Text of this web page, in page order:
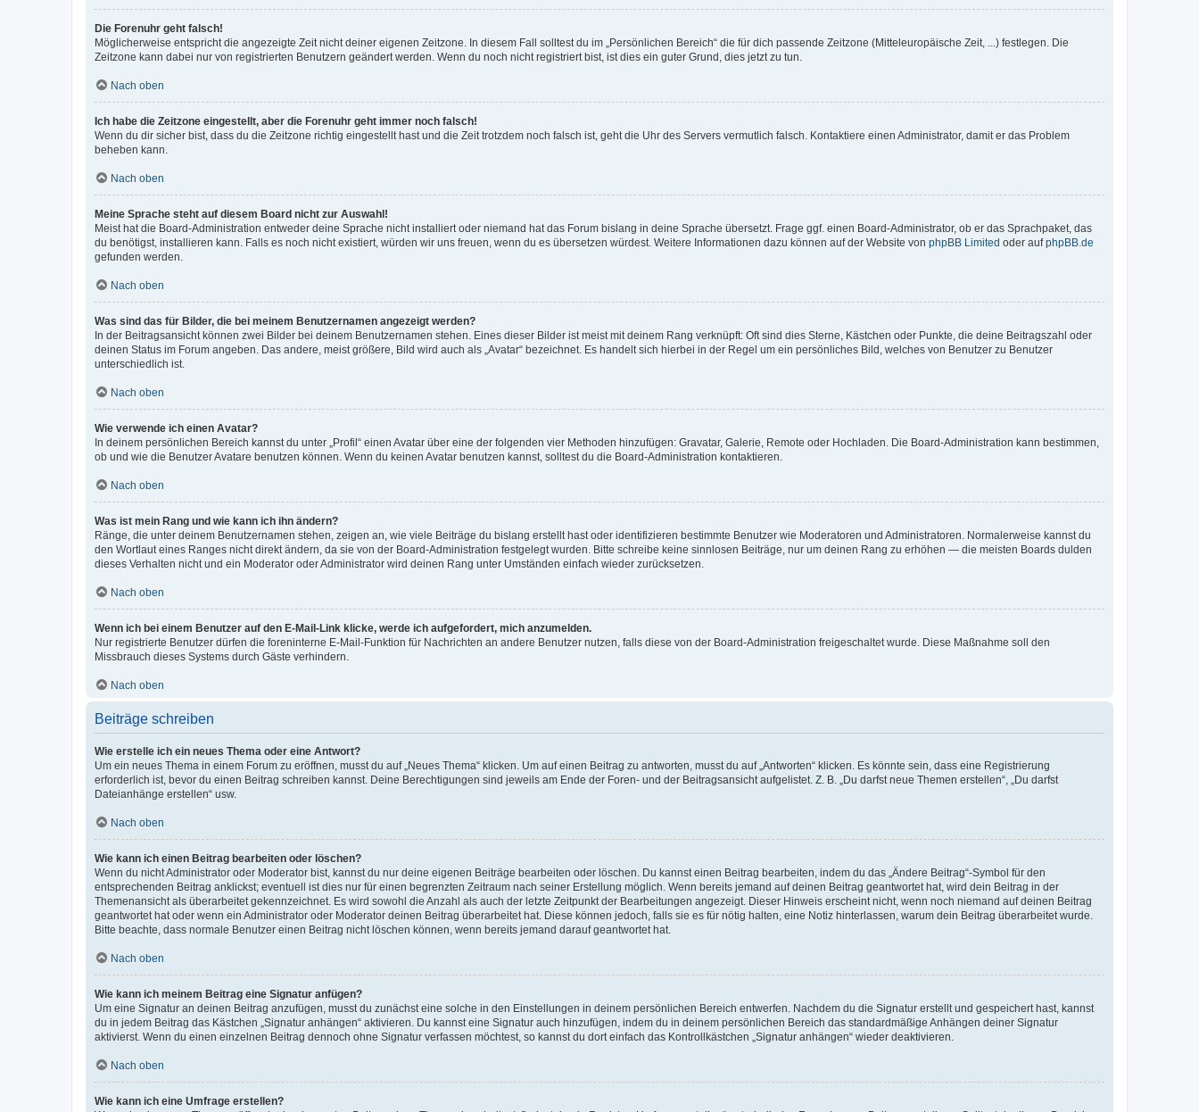
Die Forenuhr geht falsch!
Möglicherweise entspricht die angezeigte Zeit nicht deiner eigenen Zeitzone. In diesem Fall solltest du im „Persönlichen Bereich“ die für dich passende Zeitzone (Mitteleuropäische Zeit, ...) festlegen. Die
Zeitzone kann dabei nur von registrierten Benutzern geändert werden. Wenn du noch nicht registriert bist, ist dies ein guter Grund, dies jetzt zu tun.
Nach oben
Ich habe die Zeitzone eingestellt, aber die Forenuhr geht immer noch falsch!
Wenn du dir sicher bist, dass du die Zeitzone richtig eingestellt hast und die Zeit trotzdem noch falsch ist, geht die Uhr des Servers vermutlich falsch. Kontaktiere einen Administrator, damit er das Problem
beheben kann.
Nach oben
Meine Sprache steht auf diesem Board nicht zur Auswahl!
Meist hat die Board-Administration entweder deine Sprache nicht installiert oder niemand hat das Forum bislang in deine Sprache übersetzt. Frage ggf. einen Board-Administrator, ob er das Sprachpaket, das
du benötigst, installieren kann. Falls es noch nicht existiert, würden wir uns freuen, wenn du es übersetzen würdest. Weitere Informationen dazu können auf der Website von phpBB Limited oder aufphpBB.de
gefunden werden.
Nach oben
Was sind das für Bilder, die bei meinem Benutzernamen angezeigt werden?
In der Beitragsansicht können zwei Bilder bei deinem Benutzernamen stehen. Eines dieser Bilder ist meist mit deinem Rang verknüpft: Oft sind dies Sterne, Kästchen oder Punkte, die deine Beitragszahl oder
deinen Status im Forum angeben. Das andere, meist größere, Bild wird auch als „Avatar“ bezeichnet. Es handelt sich hierbei in der Regel um ein persönliches Bild, welches von Benutzer zu Benutzer
unterschiedlich ist.
Nach oben
Wie verwende ich einen Avatar?
In deinem persönlichen Bereich kannst du unter „Profil“ einen Avatar über eine der folgenden vier Methoden hinzufügen: Gravatar, Galerie, Remote oder Hochladen. Die Board-Administration kann bestimmen,
ob und wie die Benutzer Avatare benutzen können. Wenn du keinen Avatar benutzen kannst, solltest du die Board-Administration kontaktieren.
Nach oben
Was ist mein Rang und wie kann ich ihn ändern?
Ränge, die unter deinem Benutzernamen stehen, zeigen an, wie viele Beiträge du bislang erstellt hast oder identifizieren bestimmte Benutzer wie Moderatoren und Administratoren. Normalerweise kannst du
den Wortlaut eines Ranges nicht direkt ändern, da sie von der Board-Administration festgelegt wurden. Bitte schreibe keine sinnlosen Beiträge, nur um deinen Rang zu erhöhen — die meisten Boards dulden
dieses Verhalten nicht und ein Moderator oder Administrator wird deinen Rang unter Umständen einfach wieder zurücksetzen.
Nach oben
Wenn ich bei einem Benutzer auf den E-Mail-Link klicke, werde ich aufgefordert, mich anzumelden.
Nur registrierte Benutzer dürfen die foreninterne E-Mail-Funktion für Nachrichten an andere Benutzer nutzen, falls diese von der Board-Administration freigeschaltet wurde. Diese Maßnahme soll den
Missbrauch dieses Systems durch Gäste verhindern.
Nach oben
Beiträge schreiben
Wie erstelle ich ein neues Thema oder eine Antwort?
Um ein neues Thema in einem Forum zu eröffnen, musst du auf „Neues Thema“ klicken. Um auf einen Beitrag zu antworten, musst du auf „Antworten“ klicken. Es könnte sein, dass eine Registrierung
erforderlich ist, bevor du einen Beitrag schreiben kannst. Deine Berechtigungen sind jeweils am Ende der Foren- und der Beitragsansicht aufgelistet. Z. B. „Du darfst neue Themen erstellen“, „Du darfst
Dateianhänge erstellen“ usw.
Nach oben
Wie kann ich einen Beitrag bearbeiten oder löschen?
Wenn du nicht Administrator oder Moderator bist, kannst du nur deine eigenen Beiträge bearbeiten oder löschen. Du kannst einen Beitrag bearbeiten, indem du das „Ändere Beitrag“-Symbol für den
entsprechenden Beitrag anklickst; eventuell ist dies nur für einen begrenzten Zeitraum nach seiner Erstellung möglich. Wenn bereits jemand auf deinen Beitrag geantwortet hat, wird dein Beitrag in der
Themenansicht als überarbeitet gekennzeichnet. Es wird sowohl die Anzahl als auch der letzte Zeitpunkt der Bearbeitungen angezeigt. Dieser Hinweis erscheint nicht, wenn noch niemand auf deinen Beitrag
geantwortet hat oder wenn ein Administrator oder Moderator deinen Beitrag überarbeitet hat. Diese können jedoch, falls sie es für nötig halten, eine Notiz hinterlassen, warum dein Beitrag überarbeitet wurde.
Bitte beachte, dass normale Benutzer einen Beitrag nicht löschen können, wenn bereits jemand darauf geantwortet hat.
Nach oben
Wie kann ich meinem Beitrag eine Signatur anfügen?
Um eine Signatur an deinen Beitrag anzufügen, musst du zunächst eine solche in den Einstellungen in deinem persönlichen Bereich entwerfen. Nachdem du die Signatur erstellt und gespeichert hast, kannst
du in jedem Beitrag das Kästchen „Signatur anhängen“ aktivieren. Du kannst eine Signatur auch hinzufügen, indem du in deinem persönlichen Bereich das standardmäßige Anhängen deiner Signatur
aktivierst. Wenn du einen einzelnen Beitrag dennoch ohne Signatur verfassen möchtest, so kannst du dort einfach das Kontrollkästchen „Signatur anhängen“ wieder deaktivieren.
Nach oben
Wie kann ich eine Umfrage erstellen?